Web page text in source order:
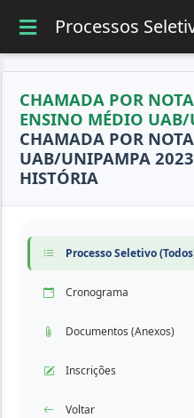
Processos
CHAMADA POR
ENSINO MÉDIO
CHAMADA POR
UAB/UNIPAMPA
HISTÓRIA
Processo Seletivo
Cronograma
Documentos (Anexos)
Inscrições
Voltar